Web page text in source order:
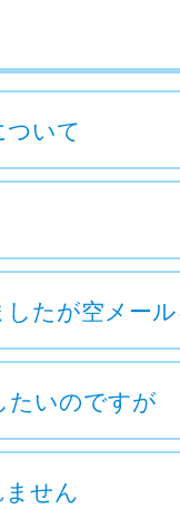
いて
たが空メー
たいのですが
せん